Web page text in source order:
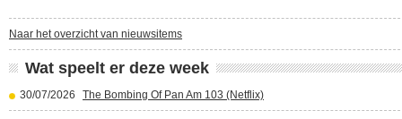
Naar het overzicht van nieuwsitems
Wat speelt er deze week
30/07/2026 The Bombing Of Pan Am 103 (Netflix)